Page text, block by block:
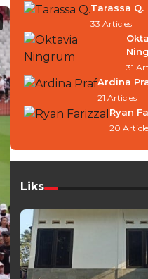
Tarassa Q.
33 Articles
31
Ardina
21 Articles
Ryan
20
Liks